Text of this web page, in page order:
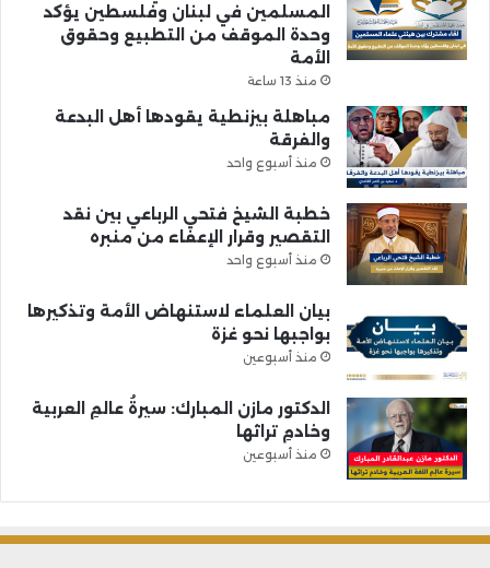
المسلمين في لبنان وفلسطين يؤكد
وحدة الموقف من التطبيع وحقوق
الأمة
منذ 13 ساعة
مباهلة بيزنطية يقودها أهل البدعة
والفرقة
منذ أسبوع واحد
خطبة الشيخ فتحي الرباعي بين نقد
التقصير وقرار الإعفاء من منبره
منذ أسبوع واحد
بيان العلماء لاستنهاض الأمة وتذكيرها
بواجبها نحو غزة
منذ أسبوعين
الدكتور مازن المبارك: سيرةُ عالمِ العربية
وخادمِ تراثها
منذ أسبوعين